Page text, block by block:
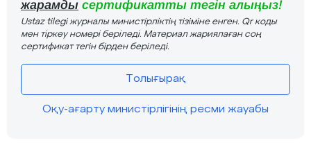
жарамды сертификатты тегін алыңыз!
Ustaz tilegi журналы министірліктің тізіміне енген. Qr коды
мен тіркеу номері беріледі. Материал жариялаған соң
сертификат тегін бірден беріледі.
Толығырақ
Оқу-ағарту министірлігінің ресми жауабы